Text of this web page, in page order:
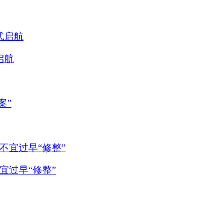
航
”
过早“修整”